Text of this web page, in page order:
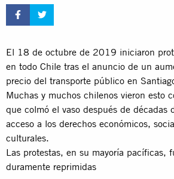
El 18 de octubre de 2019 iniciaron
en todo Chile tras el anuncio de un
precio del transporte público en
Muchas y muchos chilenos vieron esto
que colmó el vaso después de décadas
acceso a los derechos económicos,
culturales.
Las protestas, en su mayoría pacíficas,
duramente reprimidas